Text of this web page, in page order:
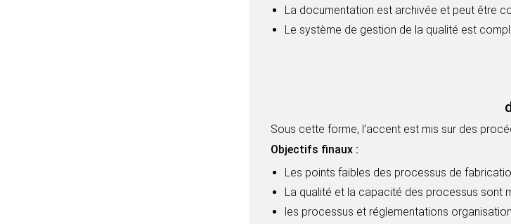
La documentation est archivée et peut être
Le système de gestion de la qualité est
Sous cette forme, l’accent est mis sur des
Objectifs finaux :
Les points faibles des processus de
La qualité et la capacité des processus sont
les processus et réglementations